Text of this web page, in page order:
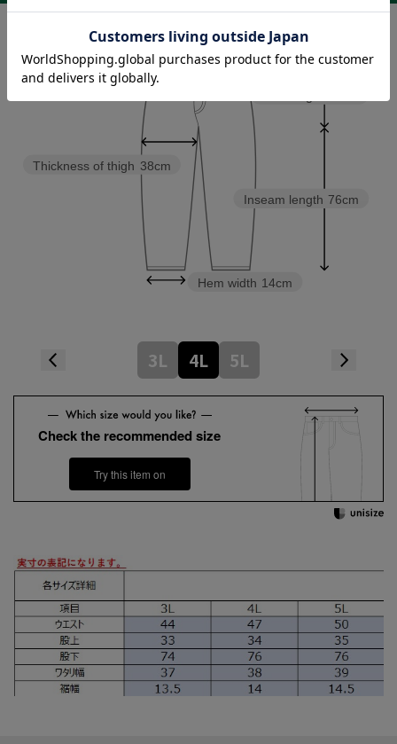
Inseam length 76cm
Hem width 14cm
Thickness of thigh 38cm
3L 4L 5L
Check the recommended size
Try this item on